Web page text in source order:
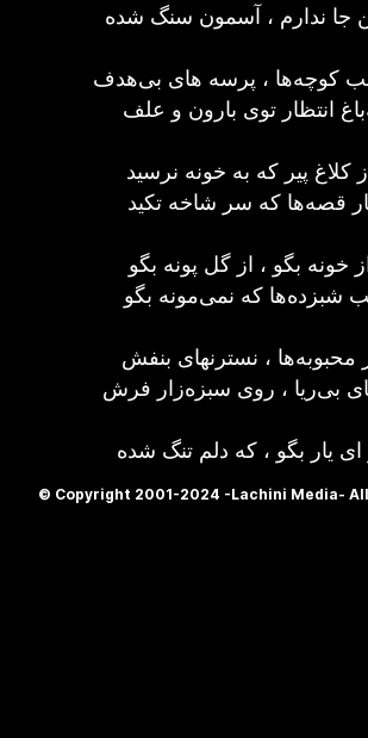
جا ندارم ، آسمون سنگ شده
کوچه‌ها ، پرسه های بی‌هدف
انتظار توی بارون و علف
کلاغ پیر که به خونه نرسید
قصه‌ها که سر شاخه تکید
خونه بگو ، از گل پونه بگو
شبزده‌ها که نمی‌مونه بگو
محبوبه‌ها ، نسترنهای بنفش
بی‌ریا ، روی سبزه‌زار فرش
© Copyright 2001-2024 -Lachini Media-